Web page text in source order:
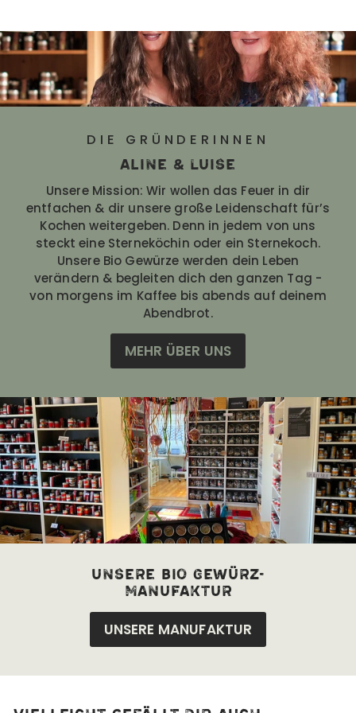
DIE GRÜNDERINNEN
Aline & Luise
Unsere Mission: Wir wollen das Feuer in dir
entfachen & dir unsere große Leidenschaft für’s
Kochen weitergeben. Denn in jedem von uns
steckt eine Sterneköchin oder ein Sternekoch.
Unsere Bio Gewürze werden dein Leben
verändern & begleiten dich den ganzen Tag -
von morgens im Kaffee bis abends auf deinem
Abendbrot.
MEHR ÜBER UNS
unsere bio Gewürz-
manufaktur
UNSERE MANUFAKTUR